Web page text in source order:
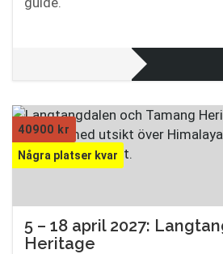
40900 kr
Några platser kvar
5 – 18 april 2027:
Heritage